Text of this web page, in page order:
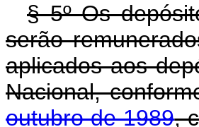
§ 5º Os
serão
aplicados aos
Nacional,
outubro de 1989,